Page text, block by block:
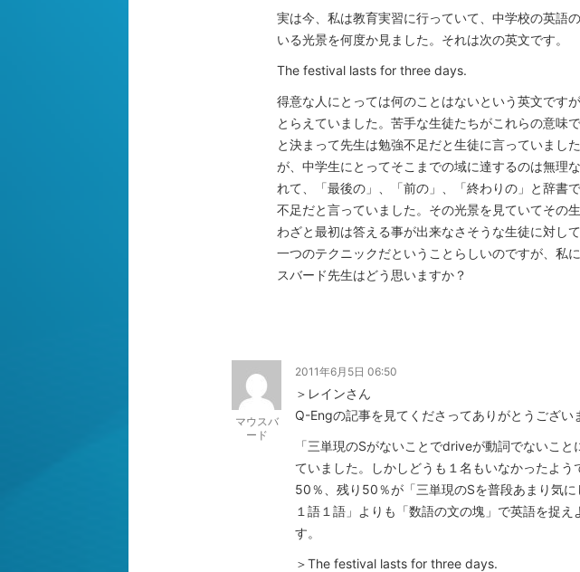
実は今、私は教育実習に行っていて、中学校の英語
いる光景を何度か見ました。それは次の英文です。
The festival lasts for three days.
得意な人にとっては何のことはないという英文です
とらえていました。苦手な生徒たちがこれらの意味
と決まって先生は勉強不足だと生徒に言っていまし
が、中学生にとってそこまでの域に達するのは無理
れて、「最後の」、「前の」、「終わりの」と辞書
不足だと言っていました。その光景を見ていてその
わざと最初は答える事が出来なさそうな生徒に対し
一つのテクニックだということらしいのですが、私
スバード先生はどう思いますか？
マウスバ
ード
2011年6月5日 06:50
＞レインさん
Q-Engの記事を見てくださってありがとうござい
「三単現のSがないことでdriveが動詞でないこ
ていました。しかしどうも１名もいなかったよ
50％、残り50％が「三単現のSを普段あまり気
１語１語」よりも「数語の文の塊」で英語を捉
す。
＞The festival lasts for three days.